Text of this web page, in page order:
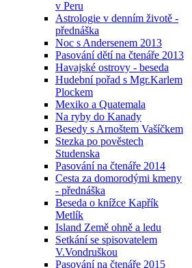
v Peru
Astrologie v denním životě -
přednáška
Noc s Andersenem 2013
Pasování dětí na čtenáře 2013
Havajské ostrovy - beseda
Hudební pořad s Mgr.Karlem
Plockem
Mexiko a Quatemala
Na ryby do Kanady
Besedy s Arnoštem Vašíčkem
Stezka po pověstech
Studenska
Pasování na čtenáře 2014
Cesta za domorodými kmeny
- přednáška
Beseda o knížce Kapřík
Metlík
Island Země ohně a ledu
Setkání se spisovatelem
V.Vondruškou
Pasování na čtenáře 2015